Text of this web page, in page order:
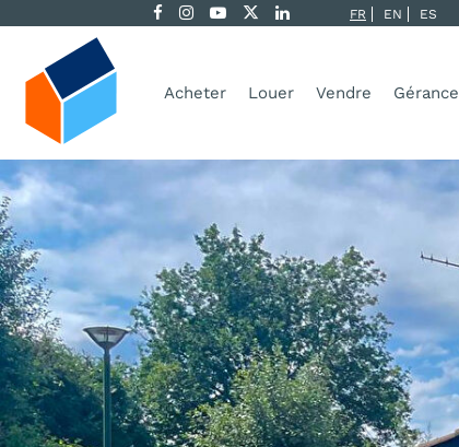
FR EN ES
Acheter Louer Vendre Gérance